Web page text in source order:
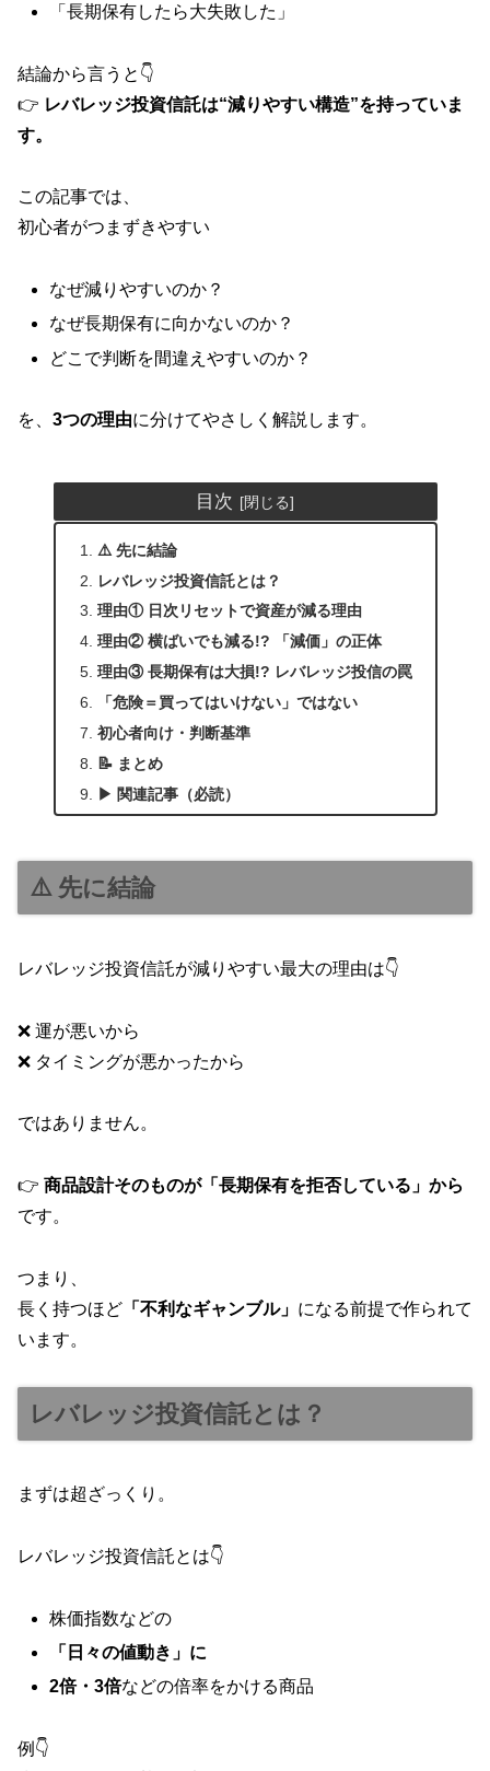
「長期保有したら大失敗した」
結論から言うと👇
👉 レバレッジ投資信託は“減りやすい構造”を持っていま
す。
この記事では、
初心者がつまずきやすい
なぜ減りやすいのか？
なぜ長期保有に向かないのか？
どこで判断を間違えやすいのか？
を、 3つの理由に分けてやさしく解説します。
目次
⚠️ 先に結論
レバレッジ投資信託とは？
理由① 日次リセットで資産が減る理由
理由② 横ばいでも減る!? 「減価」の正体
理由③ 長期保有は大損!? レバレッジ投信の罠
「危険＝買ってはいけない」ではない
初心者向け・判断基準
📝 まとめ
▶ 関連記事（必読）
⚠️ 先に結論
レバレッジ投資信託が減りやすい最大の理由は👇
❌ 運が悪いから
❌ タイミングが悪かったから
ではありません。
👉 商品設計そのものが「長期保有を拒否している」から
です。
つまり、
長く持つほど 「不利なギャンブル」 になる前提で作られて
います。
レバレッジ投資信託とは？
まずは超ざっくり。
レバレッジ投資信託とは👇
株価指数などの
「日々の値動き」に
2倍・3倍などの倍率をかける商品
例👇